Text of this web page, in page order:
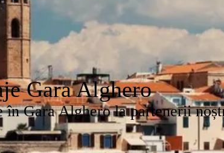
Gara Alghero
în Gara Alghero la partenerii